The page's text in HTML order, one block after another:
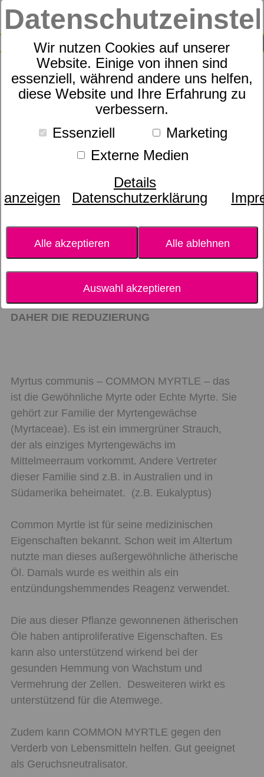
Wir nutzen Cookies auf unserer
Website. Einige von ihnen sind
essenziell, während andere uns helfen,
diese Website und Ihre Erfahrung zu
verbessern.
Essenziell
Marketing
Externe Medien
Details
anzeigen
Datenschutzerklärung
Alle akzeptieren Alle ablehnen
Auswahl akzeptieren
SUCHE
0
COMMON MYRTLE – echte
Myrte (Myrtus Communis)
ACHTUNG: MDH 10/25 !!!
DAHER DIE REDUZIERUNG
Myrtus communis – COMMON MYRTLE – das
ist die Gewöhnliche Myrte oder Echte Myrte. Sie
gehört zur Familie der Myrtengewächse
(Myrtaceae). Es ist ein immergrüner Strauch,
der als einziges Myrtengewächs im
Mittelmeerraum vorkommt. Andere Vertreter
dieser Familie sind z.B. in Australien und in
Südamerika beheimatet. (z.B. Eukalyptus)
Common Myrtle ist für seine medizinischen
Eigenschaften bekannt. Schon weit im Altertum
nutzte man dieses außergewöhnliche ätherische
Öl. Damals wurde es weithin als ein
entzündungshemmendes Reagenz verwendet.
Die aus dieser Pflanze gewonnenen ätherischen
Öle haben antiproliferative Eigenschaften. Es
kann also unterstützend wirkend bei der
gesunden Hemmung von Wachstum und
Vermehrung der Zellen. Desweiteren wirkt es
unterstützend für die Atemwege.
Zudem kann COMMON MYRTLE gegen den
Verderb von Lebensmitteln helfen. Gut geeignet
als Geruchsneutralisator.